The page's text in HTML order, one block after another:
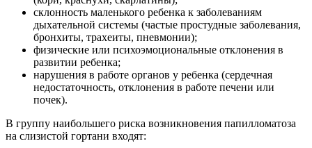
склонность маленького ребенка к заболеваниям
дыхательной системы (частые простудные заболевания,
бронхиты, трахеиты, пневмонии);
физические или психоэмоциональные отклонения в
развитии ребенка;
нарушения в работе органов у ребенка (сердечная
недостаточность, отклонения в работе печени или
почек).
В группу наибольшего риска возникновения папилломатоза
на слизистой гортани входят: